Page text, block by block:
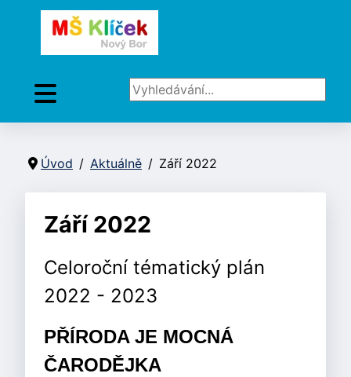
Vyhledávání...
Úvod Aktuálně Září 2022
Září 2022
Celoroční tématický plán
2022 - 2023
PŘÍRODA JE MOCNÁ
ČARODĚJKA